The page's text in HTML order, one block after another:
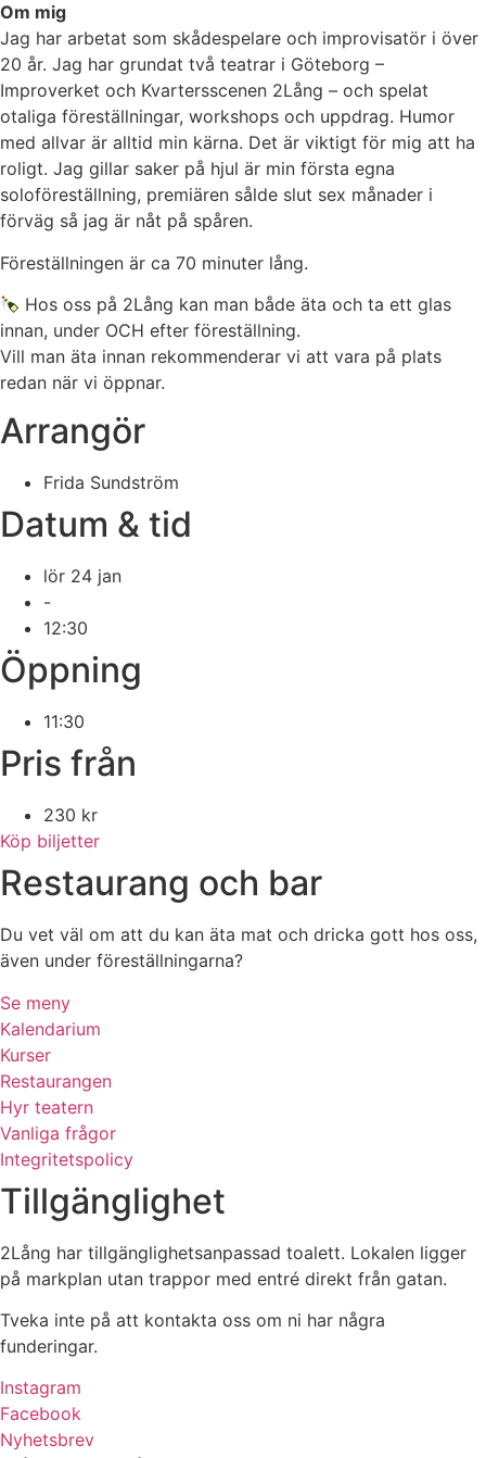
Om mig
Jag har arbetat som skådespelare och improvisatör i över
20 år. Jag har grundat två teatrar i Göteborg –
Improverket och Kvartersscenen 2Lång – och spelat
otaliga föreställningar, workshops och uppdrag. Humor
med allvar är alltid min kärna. Det är viktigt för mig att ha
roligt. Jag gillar saker på hjul är min första egna
soloföreställning, premiären sålde slut sex månader i
förväg så jag är nåt på spåren.
Föreställningen är ca 70 minuter lång.
Hos oss på 2Lång kan man både äta och ta ett glas
innan, under OCH efter föreställning.
Vill man äta innan rekommenderar vi att vara på plats
redan när vi öppnar.
Arrangör
Frida Sundström
Datum & tid
lör 24 jan
-
12:30
Öppning
11:30
Pris från
230 kr
Köp biljetter
Restaurang och bar
Du vet väl om att du kan äta mat och dricka gott hos oss,
även under föreställningarna?
Se meny
Kalendarium
Kurser
Restaurangen
Hyr teatern
Vanliga frågor
Integritetspolicy
Tillgänglighet
2Lång har tillgänglighetsanpassad toalett. Lokalen ligger
på markplan utan trappor med entré direkt från gatan.
Tveka inte på att kontakta oss om ni har några
funderingar.
Instagram
Facebook
Nyhetsbrev